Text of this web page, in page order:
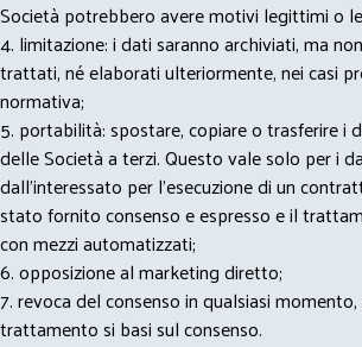
Società potrebbero avere motivi legittimi o
4. limitazione: i dati saranno archiviati, ma
trattati, né elaborati ulteriormente, nei casi
normativa;
5. portabilità: spostare, copiare o trasferire i
delle Società a terzi. Questo vale solo per i
dall’interessato per l’esecuzione di un
stato fornito consenso e espresso e il
con mezzi automatizzati;
6. opposizione al marketing diretto;
7. revoca del consenso in qualsiasi
trattamento si basi sul consenso.